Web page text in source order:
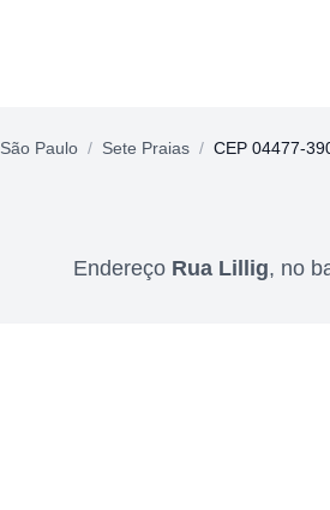
São Paulo / Sete Praias / CEP 04477-
Endereço Rua Lillig, no